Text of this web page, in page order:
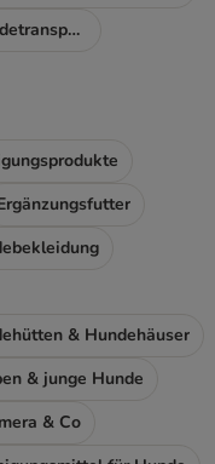
Hundeboxen & Hundetransport
& Hundehäuser
& junge Hunde
& Co